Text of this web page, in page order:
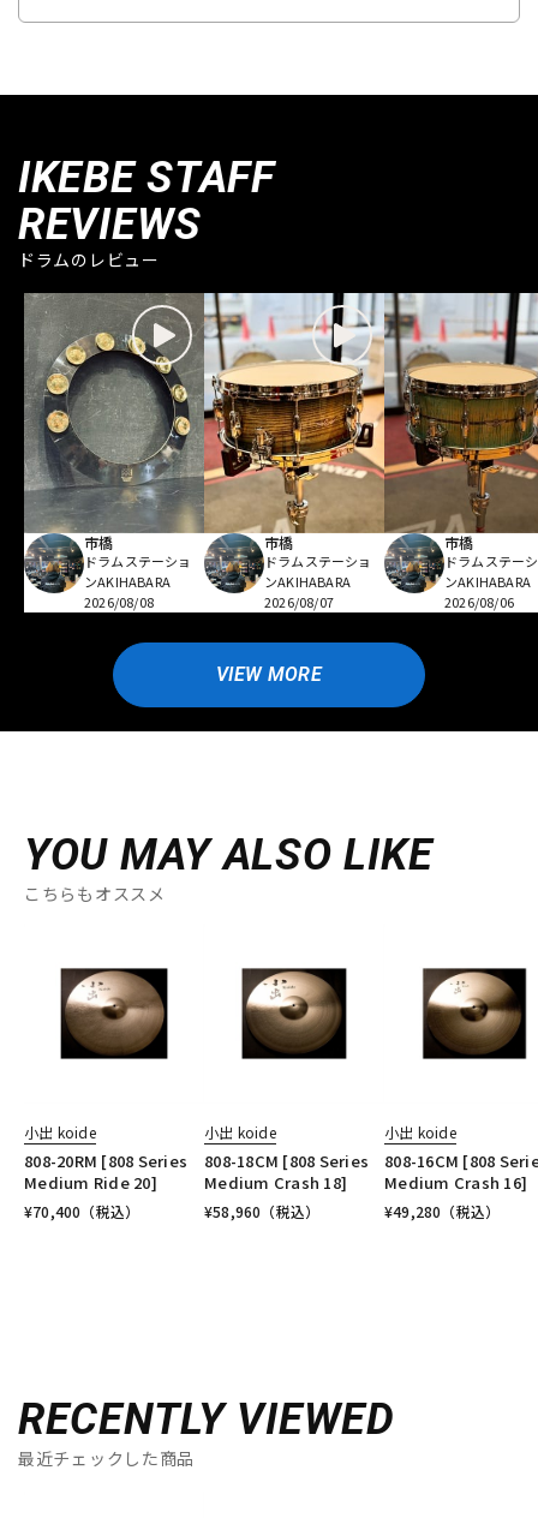
IKEBE STAFF
REVIEWS
ドラムのレビュー
市橋
ドラムステーショ
ンAKIHABARA
2026/08/08
市橋
ドラムステーショ
ンAKIHABARA
2026/08/07
市橋
ドラムステー
ンAKIHABARA
2026/08/06
VIEW MORE
YOU MAY ALSO LIKE
こちらもオススメ
小出 koide
808-20RM [808 Series
Medium Ride 20]
¥70,400 （税込）
小出 koide
808-18CM [808 Series
Medium Crash 18]
¥58,960 （税込）
小出 koide
808-16CM [808
Medium Crash 16]
¥49,280 （税込）
RECENTLY VIEWED
最近チェックした商品